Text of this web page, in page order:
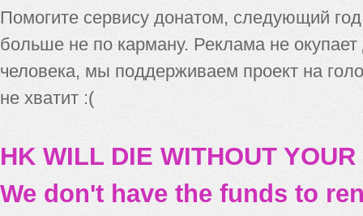
Помогите сервису донатом, следующий
больше не по карману. Реклама не
человека, мы поддерживаем проект на
не хватит :(
HK WILL DIE WITHOUT
We don't have the funds to